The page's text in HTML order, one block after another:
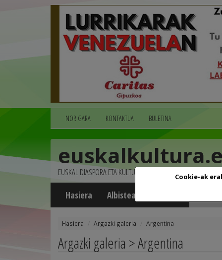
Cookie-ak
NOR GARA KONTAKTUA BULETINA
EUSKAL DIASPORA ETA KULTURA
Hasiera Albisteak
Hasiera Argazki galeria Argentina
Argazki galeria > Argentina